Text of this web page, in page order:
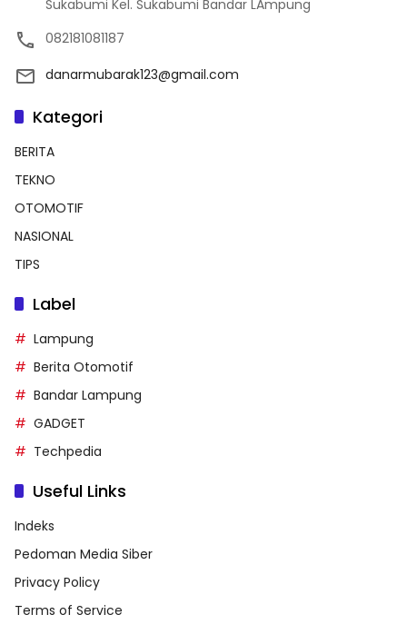
Sukabumi Kel. Sukabumi Bandar LAmpung
082181081187
danarmubarak123@gmail.com
Kategori
BERITA
TEKNO
OTOMOTIF
NASIONAL
TIPS
Label
Lampung
Berita Otomotif
Bandar Lampung
GADGET
Techpedia
Useful Links
Indeks
Pedoman Media Siber
Privacy Policy
Terms of Service